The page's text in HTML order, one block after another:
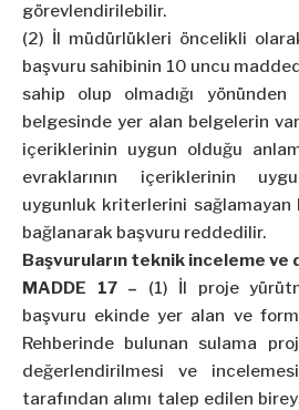
görevlendirilebilir.
(2) İl müdürlükleri öncelikli
başvuru sahibinin 10 uncu
sahip olup olmadığı
belgesinde yer alan belgelerin
içeriklerinin uygun olduğu
evraklarının içeriklerinin
uygunluk kriterlerini
bağlanarak başvuru reddedilir.
Başvuruların teknik inceleme
MADDE 17 – (1) İl proje
başvuru ekinde yer alan ve
Rehberinde bulunan sulama
değerlendirilmesi ve
tarafından alımı talep edilen